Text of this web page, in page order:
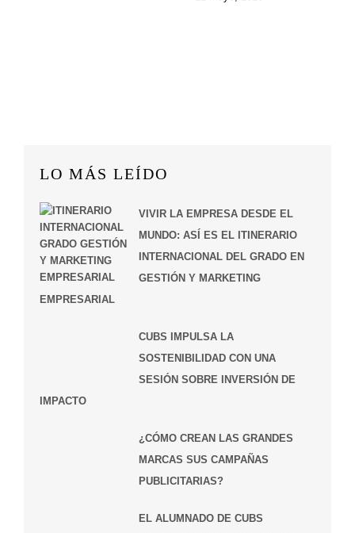
LO MÁS LEÍDO
VIVIR LA EMPRESA DESDE EL
MUNDO: ASÍ ES EL ITINERARIO
INTERNACIONAL DEL GRADO EN
GESTIÓN Y MARKETING
EMPRESARIAL
CUBS IMPULSA LA
SOSTENIBILIDAD CON UNA
SESIÓN SOBRE INVERSIÓN DE
IMPACTO
¿CÓMO CREAN LAS GRANDES
MARCAS SUS CAMPAÑAS
PUBLICITARIAS?
EL ALUMNADO DE CUBS